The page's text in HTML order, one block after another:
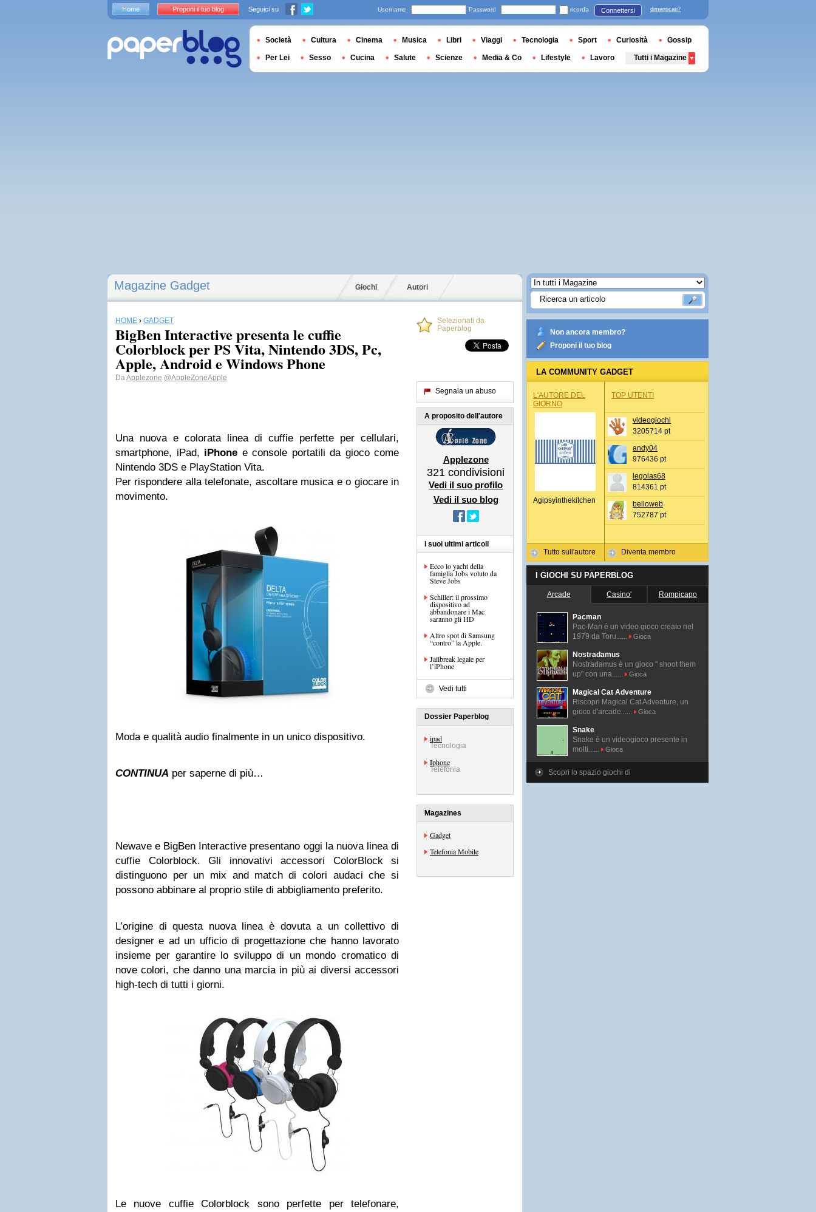
Magazine Gadget Giochi Autori
HOME › GADGET
BigBen Interactive presenta le cuffie
Colorblock per PS Vita, Nintendo 3DS, Pc,
Apple, Android e Windows Phone
DaApplezone @AppleZoneApple
Una nuova e colorata linea di cuffie perfette per cellulari,
smartphone, iPad, iPhone e console portatili da gioco come
Nintendo 3DS e PlayStation Vita.
Per rispondere alla telefonate, ascoltare musica e o giocare in
movimento.
Moda e qualità audio finalmente in un unico dispositivo.
CONTINUA per saperne di più…
Newave e BigBen Interactive presentano oggi la nuova linea di
cuffie Colorblock. Gli innovativi accessori ColorBlock si
distinguono per un mix and match di colori audaci che si
possono abbinare al proprio stile di abbigliamento preferito.
L’origine di questa nuova linea è dovuta a un collettivo di
designer e ad un ufficio di progettazione che hanno lavorato
insieme per garantire lo sviluppo di un mondo cromatico di
nove colori, che danno una marcia in più ai diversi accessori
high-tech di tutti i giorni.
Le nuove cuffie Colorblock sono perfette per telefonare,
Selezionati da
Paperblog
Segnala un abuso
A proposito dell'autore
Applezone
321 condivisioni
Vedi il suo profilo
Vedi il suo blog
I suoi ultimi articoli
Ecco lo yacht della
famiglia Jobs voluto da
Steve Jobs
Schiller: il prossimo
dispositivo ad
abbandonare i Mac
saranno gli HD
Altro spot di Samsung
“contro” la Apple.
Jailbreak legale per
l’iPhone
Vedi tutti
Dossier Paperblog
ipad
Tecnologia
Iphone
Telefonia
Magazines
Gadget
Telefonia Mobile
Non ancora membro?
Proponi il tuo blog
LA COMMUNITY GADGET
L'AUTORE DEL
GIORNO
Agipsyinthekitchen
Tutto sull'autore
TOP UTENTI
videogiochi
3205714 pt
andy04
976436 pt
legolas68
814361 pt
belloweb
752787 pt
Diventa membro
I GIOCHI SU PAPERBLOG
Arcade Casino' Rompicapo
Pacman
Pac-Man é un video gioco creato nel
1979 da Toru......
Gioca
Nostradamus
Nostradamus è un gioco " shoot them
up" con una......
Gioca
Magical Cat Adventure
Riscopri Magical Cat Adventure, un
gioco d'arcade......
Gioca
Snake
Snake è un videogioco presente in
molti......
Gioca
Scopri lo spazio giochi di
Home Proponi il tuo blog Seguici su Username Password ricorda Connettersi dimenticati?
Società Cultura Cinema Musica Libri Viaggi Tecnologia Sport Curiosità Gossip
Per Lei Sesso Cucina Salute Scienze Media & Co Lifestyle Lavoro Tutti i Magazine